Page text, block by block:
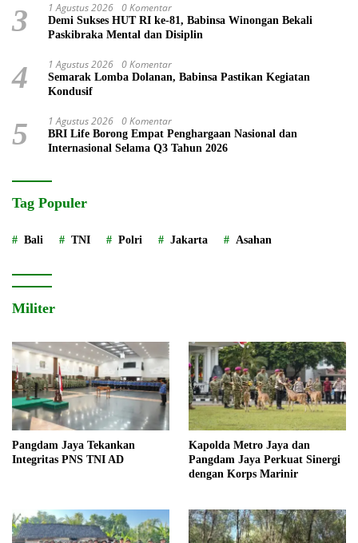
3 1 Agustus 2026 0 Komentar
Demi Sukses HUT RI ke-81, Babinsa Winongan Bekali
Paskibraka Mental dan Disiplin
4 1 Agustus 2026 0 Komentar
Semarak Lomba Dolanan, Babinsa Pastikan Kegiatan
Kondusif
5 1 Agustus 2026 0 Komentar
BRI Life Borong Empat Penghargaan Nasional dan
Internasional Selama Q3 Tahun 2026
Tag Populer
Bali TNI Polri Jakarta Asahan
Militer
Pangdam Jaya Tekankan
Integritas PNS TNI AD
Kapolda Metro Jaya dan
Pangdam Jaya Perkuat Sinergi
dengan Korps Marinir